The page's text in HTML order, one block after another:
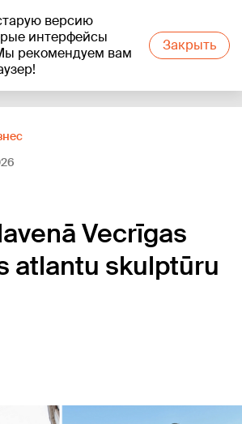
версию
интерфейсы
рекомендуем вам
Закрыть
Vecrīgas
atlantu skulptūru